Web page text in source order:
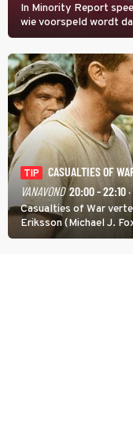
In Minority Report
wie voorspeld wordt
TIP
CASUALTIES OF
VANAVOND 20:00 - 22:10·
Casualties of War
Eriksson (Michael J.
tijdens de